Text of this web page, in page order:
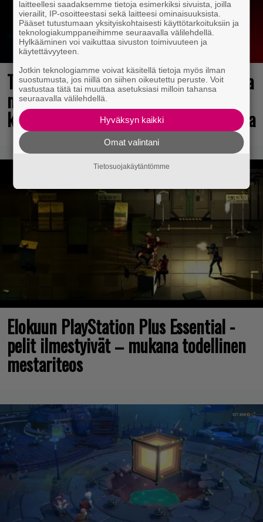
Tulevasta Resident Evil -uusioversiosta
näyttäisi tulevan menestys – jo yli
kahden miljoonan pelaajan toivelistalla
Elokuun PlayStation Plus Essential -
pelit ilmestyivät – mukana todellinen
mestariteos
laitteellesi saadaksemme tietoja esimerkiksi sivuista, joilla
vierailit, IP-osoitteestasi sekä laitteesi ominaisuuksista.
Pääset tutustumaan yksityiskohtaisesti käyttötarkoituksiin ja
teknologiakumppaneihimme seuraavalla välilehdellä.
Hylkääminen voi vaikuttaa sivuston toimivuuteen ja
käytettävyyteen.
Jotkin teknologiamme voivat käsitellä tietoja myös ilman
suostumusta, jos niillä on siihen oikeutettu peruste. Voit
vastustaa tätä tai muuttaa asetuksiasi milloin tahansa
seuraavalla välilehdellä.
Hyväksyn kaikki
Omat valintani
Tietosuojakäytäntömme